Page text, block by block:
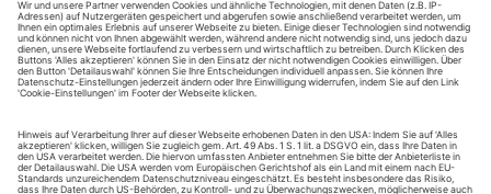
Im Mozart-Jahr 2006 sprossen Platten mit Musik des
Salzburger Genies aus dem medial reichlich befruchteten
Boden wie die Pilze nach einem Dauerregen. Mit dem Jahres-
regenten Händel ist es ähnlich, wenn auch nicht ganz so
rabiat. Mancher, der mit dem Hallenser Meister bislang nicht
so viel am Hut hatte, entdeckt ihn nun für sich. Der Bass-
bariton Ildebrando...